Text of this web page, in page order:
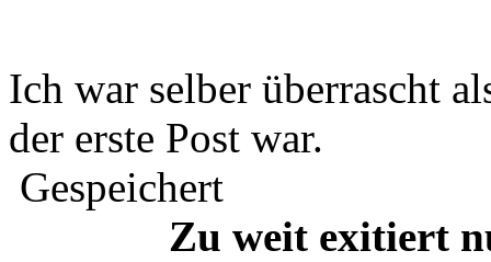
Ich war selber überrascht
der erste Post war.
Gespeichert
Zu weit exitiert